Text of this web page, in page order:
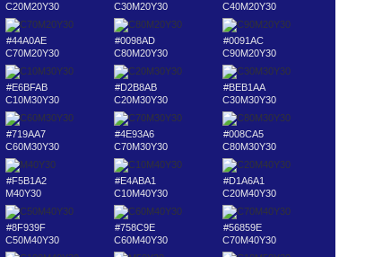
C20M20Y30
C30M20Y30
C40M20Y30
#44A0AE
C70M20Y30
#0098AD
C80M20Y30
#0091AC
C90M20Y30
#E6BFAB
C10M30Y30
#D2B8AB
C20M30Y30
#BEB1AA
C30M30Y30
#719AA7
C60M30Y30
#4E93A6
C70M30Y30
#008CA5
C80M30Y30
#F5B1A2
M40Y30
#E4ABA1
C10M40Y30
#D1A6A1
C20M40Y30
#8F939F
C50M40Y30
#758C9E
C60M40Y30
#56859E
C70M40Y30